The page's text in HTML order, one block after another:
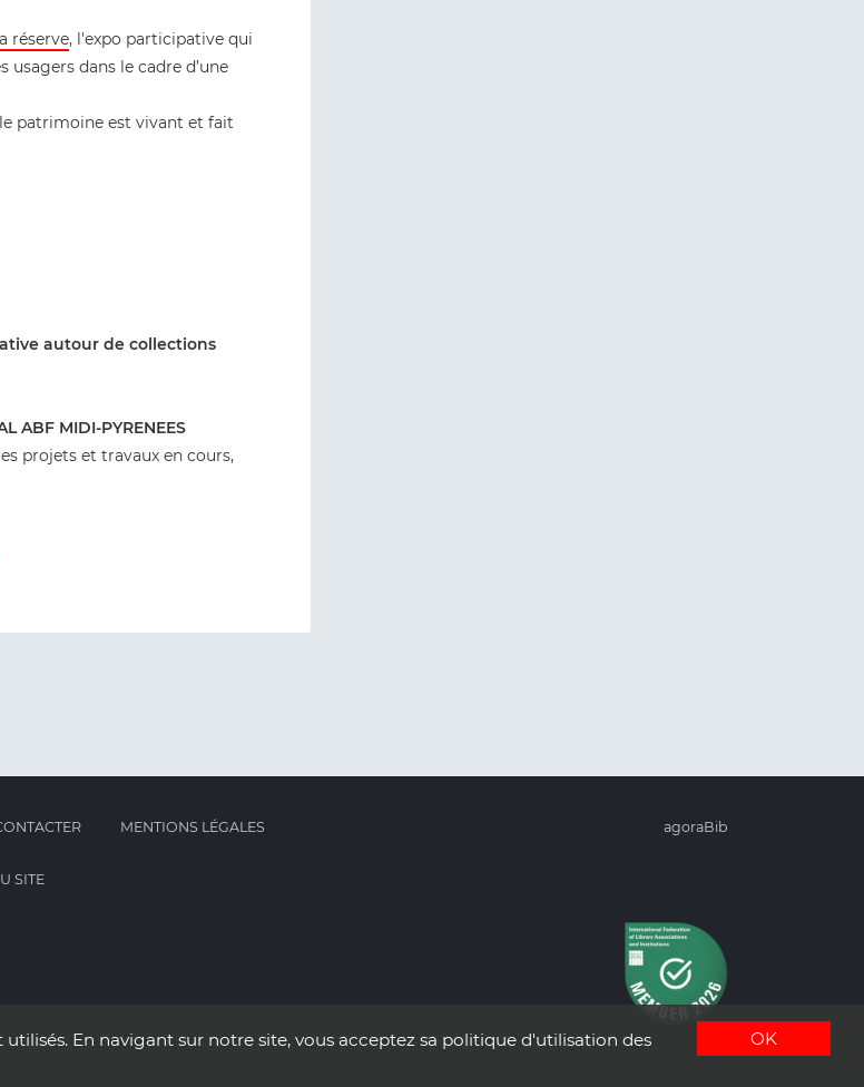
OK
En navigant sur notre site, vous acceptez sa politique d'utilisation des
réserve, l'expo participative qui
dans le cadre d’une
patrimoine est vivant et fait
autour de collections
ABF MIDI-PYRENEES
projets et travaux en cours,
MENTIONS LÉGALES
SITE
agoraBib